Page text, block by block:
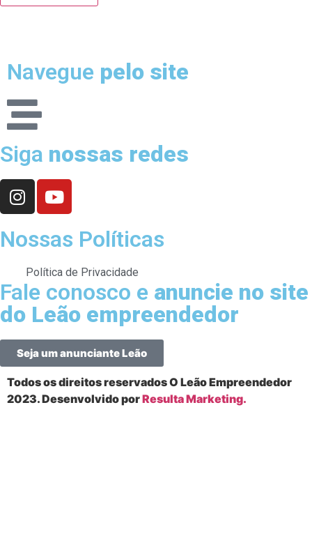
Navegue pelo site
Siga nossas redes
Nossas Políticas
Política de Privacidade
Fale conosco e anuncie no site
do Leão empreendedor
Seja um anunciante Leão
Todos os direitos reservados O Leão Empreendedor
2023. Desenvolvido porResulta Marketing.